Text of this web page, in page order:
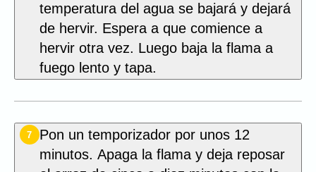
temperatura del agua se bajará y dejará
de hervir. Espera a que comience a
hervir otra vez. Luego baja la flama a
fuego lento y tapa.
7
Pon un temporizador por unos 12
minutos. Apaga la flama y deja reposar